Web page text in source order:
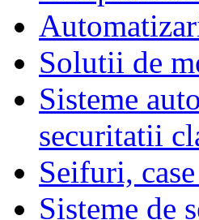
Solutii de
Sisteme
securitatii
Seifuri,
Sisteme de